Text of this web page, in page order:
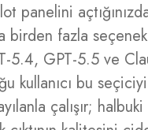
panelini
birden fazla seçenek
5.4, GPT-5.5 ve
kullanıcı bu
çalışır;